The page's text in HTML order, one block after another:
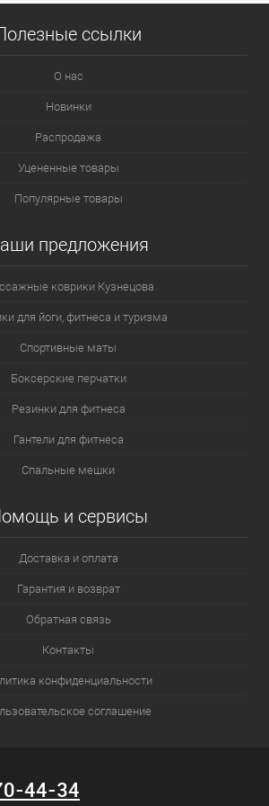
ссылки
О нас
Новинки
Распродажа
Уцененные товары
Популярные товары
предложения
коврики Кузнецова
для йоги, фитнеса и туризма
Спортивные маты
Боксерские перчатки
Резинки для фитнеса
Гантели для фитнеса
Спальные мешки
и сервисы
Доставка и оплата
Гарантия и возврат
Обратная связь
Контакты
конфиденциальности
соглашение
44-34